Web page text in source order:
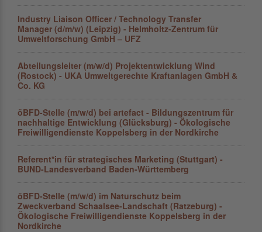
Industry Liaison Officer / Technology Transfer
Manager (d/m/w) (Leipzig) - Helmholtz-Zentrum für
Umweltforschung GmbH – UFZ
Abteilungsleiter (m/w/d) Projektentwicklung Wind
(Rostock) - UKA Umweltgerechte Kraftanlagen GmbH &
Co. KG
öBFD-Stelle (m/w/d) bei artefact - Bildungszentrum für
nachhaltige Entwicklung (Glücksburg) - Ökologische
Freiwilligendienste Koppelsberg in der Nordkirche
Referent*in für strategisches Marketing (Stuttgart) -
BUND-Landesverband Baden-Württemberg
öBFD-Stelle (m/w/d) im Naturschutz beim
Zweckverband Schaalsee-Landschaft (Ratzeburg) -
Ökologische Freiwilligendienste Koppelsberg in der
Nordkirche